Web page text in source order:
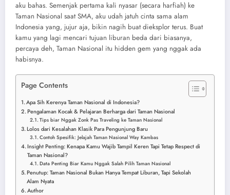
aku bahas. Semenjak pertama kali nyasar (secara harfiah) ke
Taman Nasional saat SMA, aku udah jatuh cinta sama alam
Indonesia yang, jujur aja, bikin nagih buat dieksplor terus. Buat
kamu yang lagi mencari tujuan liburan beda dari biasanya,
percaya deh, Taman Nasional itu hidden gem yang nggak ada
habisnya.
Page Contents
Apa Sih Kerenya Taman Nasional di Indonesia?
Pengalaman Kocak & Pelajaran Berharga dari Taman Nasional
Tips biar Nggak Zonk Pas Traveling ke Taman Nasional
Lolos dari Kesalahan Klasik Para Pengunjung Baru
Contoh Spesifik: Jelajah Taman Nasional Way Kambas
Insight Penting: Kenapa Kamu Wajib Tampil Keren Tapi Tetap Respect di
Taman Nasional?
Data Penting Biar Kamu Nggak Salah Pilih Taman Nasional
Penutup: Taman Nasional Bukan Hanya Tempat Liburan, Tapi Sekolah
Alam Nyata
Author